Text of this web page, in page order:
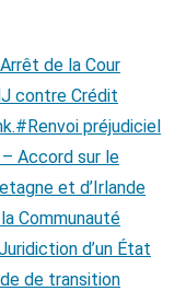
de la Cour
contre Crédit
préjudiciel
Accord sur le
et d’Irlande
Communauté
d’un État
de transition